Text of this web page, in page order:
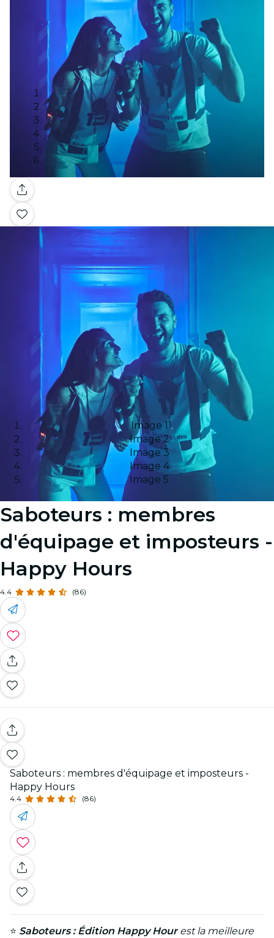
Galerie
Image 1
Image 2
Image 3
Image 4
Image 5
Saboteurs : membres
d'équipage et imposteurs -
Happy Hours
4.4 (86)
Saboteurs : membres d'équipage et imposteurs -
Happy Hours
4.4 (86)
⭐ Saboteurs : Édition Happy Hourest la meilleure